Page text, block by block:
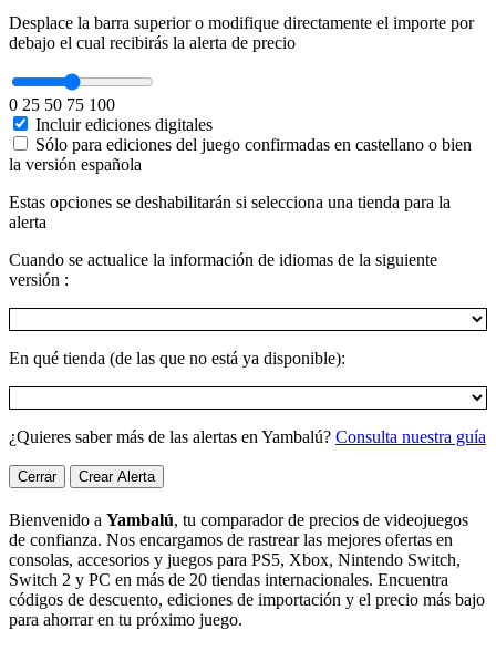
Desplace la barra superior o modifique directamente el importe por
debajo el cual recibirás la alerta de precio
0 25 50 75 100
Incluir ediciones digitales
Sólo para ediciones del juego confirmadas en castellano o bien
la versión española
Estas opciones se deshabilitarán si selecciona una tienda para la
alerta
Cuando se actualice la información de idiomas de la siguiente
versión :
En qué tienda (de las que no está ya disponible):
¿Quieres saber más de las alertas en Yambalú? Consulta nuestra guía
Cerrar Crear Alerta
Bienvenido a Yambalú, tu comparador de precios de videojuegos
de confianza. Nos encargamos de rastrear las mejores ofertas en
consolas, accesorios y juegos para PS5, Xbox, Nintendo Switch,
Switch 2 y PC en más de 20 tiendas internacionales. Encuentra
códigos de descuento, ediciones de importación y el precio más bajo
para ahorrar en tu próximo juego.